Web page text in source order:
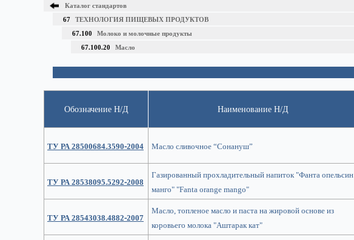
Каталог стандартов
67 ТЕХНОЛОГИЯ ПИЩЕВЫХ ПРОДУКТОВ
67.100 Молоко и молочные продукты
67.100.20 Масло
Обозначение Н/Д Наименование Н/Д
ТУ РА 28500684.3590-2004 Масло сливочное “Сонануш”
ТУ РА 28538095.5292-2008
Газированный прохладительный напиток "Фанта опельсин
манго" "Fanta orange mango"
ТУ РА 28543038.4882-2007
Масло, топленое масло и паста на жировой основе из
коровьего молока "Аштарак кат"